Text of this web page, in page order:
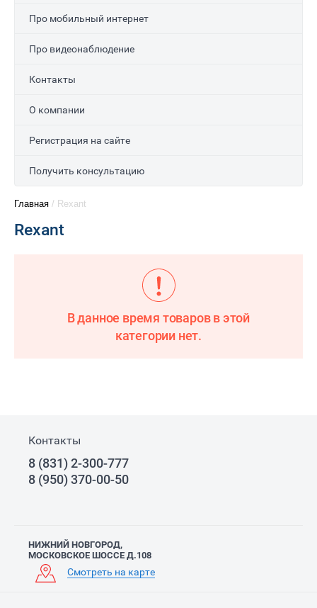
Про мобильный интернет
Про видеонаблюдение
Контакты
О компании
Регистрация на сайте
Получить консультацию
Главная / Rexant
Rexant
В данное время товаров в этой
категории нет.
Контакты
8 (831) 2-300-777
8 (950) 370-00-50
НИЖНИЙ НОВГОРОД,
МОСКОВСКОЕ ШОССЕ Д.108
Смотреть на карте